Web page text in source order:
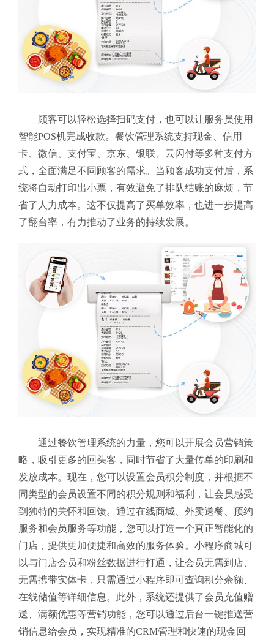
顾客可以轻松选择扫码支付，也可以让服务员使用
智能POS机完成收款。餐饮管理系统支持现金、信用
卡、微信、支付宝、京东、银联、云闪付等多种支付方
式，全面满足不同顾客的需求。当顾客成功支付后，系
统将自动打印出小票，有效避免了排队结账的麻烦，节
省了人力成本。这不仅提高了买单效率，也进一步提高
了翻台率，有力推动了业务的持续发展。
通过餐饮管理系统的力量，您可以开展会员营销策
略，吸引更多的回头客，同时节省了大量传单的印刷和
发放成本。现在，您可以设置会员积分制度，并根据不
同类型的会员设置不同的积分规则和福利，让会员感受
到独特的关怀和回馈。通过在线商城、外卖送餐、预约
服务和会员服务等功能，您可以打造一个真正智能化的
门店，提供更加便捷和高效的服务体验。小程序商城可
以与门店会员和粉丝数据进行打通，让会员无需到店、
无需携带实体卡，只需通过小程序即可查询积分余额、
在线储值等详细信息。此外，系统还提供了会员充值赠
送、满额优惠等营销功能，您可以通过后台一键推送营
销信息给会员，实现精准的CRM管理和快速的现金回